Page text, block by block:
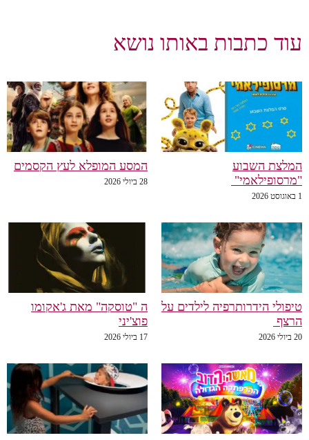
עוד כתבות באותו נושא
המלצת השבוע
"מרסופילאמי"
1 באוגוסט 2026
המסע המופלא לעץ הקסמים
28 ביולי 2026
טיפולי הידרותרפיה לילדים על
הרצף
20 ביולי 2026
ה "טוסקה" מאת ג'אקומו
פוצ'יני
17 ביולי 2026